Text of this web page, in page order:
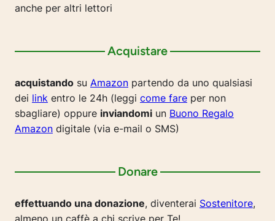
anche per altri lettori
Acquistare
acquistando su Amazon partendo da uno qualsiasi
dei link entro le 24h (leggi come fare per non
sbagliare) oppure inviandomi un Buono Regalo
Amazon digitale (via e-mail o SMS)
Donare
effettuando una donazione, diventerai Sostenitore,